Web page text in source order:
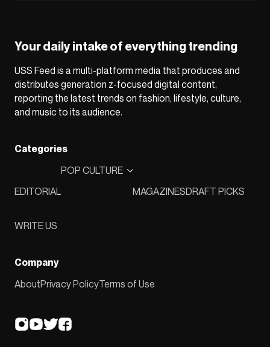
Your daily intake of everything trending
USS Feed is a multi-platform media that produces and
distributes generation z-focused digital content,
reporting the latest trends on fashion, lifestyle, culture,
and music to its audience.
Categories
EDITORIAL
POP CULTURE
MAGAZINESDRAFT PICKS
WRITE US
Company
AboutPrivacy PolicyTerms of Use